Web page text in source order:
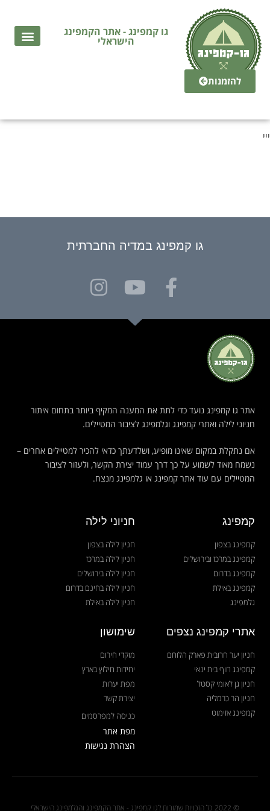
גו קמפינג - אתר הקמפינג
הישראלי
להזמנות
ייי
גו קמפינג במדיה החברתית
אתר גו קמפינג נועד כדי לתת את המענה המקיף ביותר בתחום איתור
חניוני לילה ואתרי קמפינג וגלמפינג לציבור המטיילים.
אם נתקלת במקום שאינו מופיע, ושלדעתך כדאי להכיר למטיילים אחרים –
נשמח מאוד לשמוע על כך דרך עמוד יצירת הקשר, ולעזור לציבור
המטיילים עם עוד אתר קמפינג או גלמפינג מנצח.
קמפינג
קמפינג בצפון
קמפינג במרכז ובירושלים
קמפינג בדרום
קמפינג באילת
גלמפינג
חניוני לילה
חניון לילה בצפון
חניון לילה במרכז
חניון לילה בירושלים
חניון לילה בחינם בדרום
חניון לילה באילת
אתרי קמפינג נצפים
חניון יער חרובית פארק הלוחם
קמפינג חוף בית ינאי
חניון גן לאומי קסטל
חניון הר כרמליה
קמפינג אזימוט
שימושון
מוקדי חירום
יחידות חילוץ בארץ
מפת יערות
יצירת קשר
כניסה למפרסמים
מפת אתר
הצהרת נגישות
© 2022 כל הזכויות שמורות לגו קמפינג - אתר הקמפינג והגלמפינג הישראלי